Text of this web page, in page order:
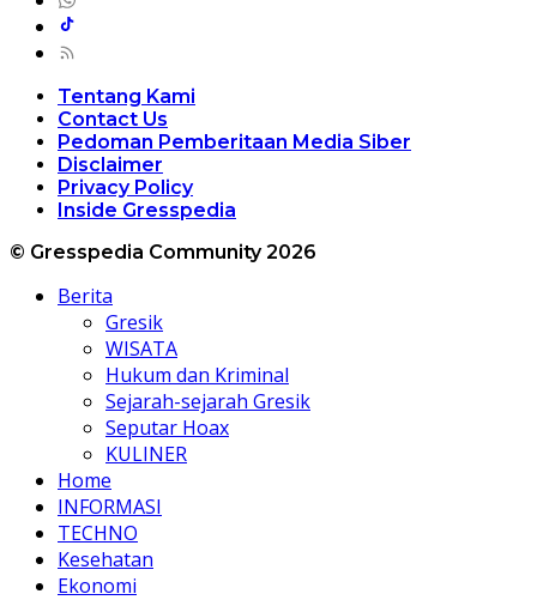
Tentang Kami
Contact Us
Pedoman Pemberitaan Media Siber
Disclaimer
Privacy Policy
Inside Gresspedia
© Gresspedia Community 2026
Berita
Gresik
WISATA
Hukum dan Kriminal
Sejarah-sejarah Gresik
Seputar Hoax
KULINER
Home
INFORMASI
TECHNO
Kesehatan
Ekonomi